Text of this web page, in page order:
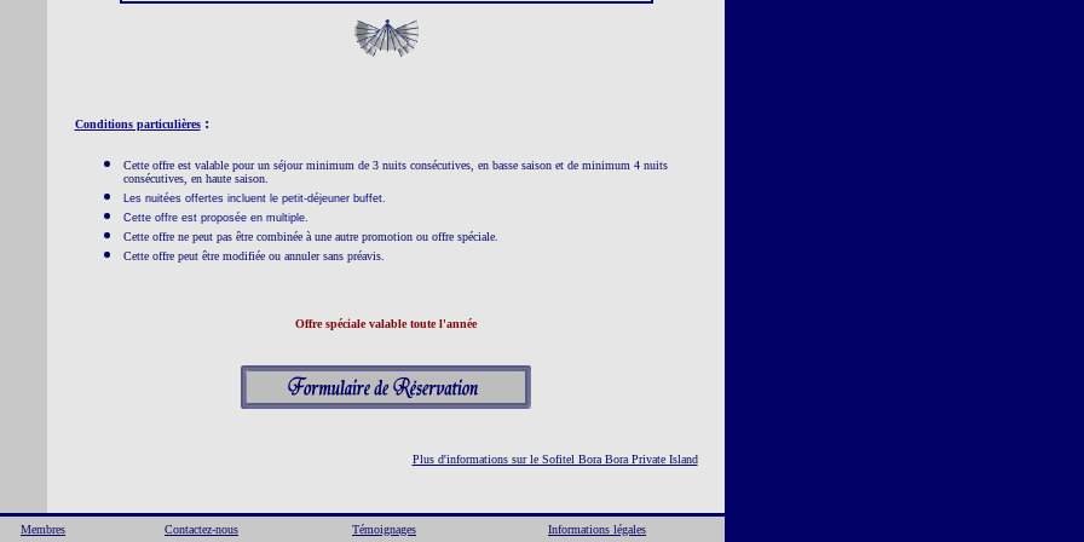
Conditions particulières :
Cette offre est valable pour un séjour minimum de 3 nuits consécutives, en basse saison et de minimum 4 nuits
consécutives, en haute saison.
Les nuitées offertes incluent le petit-déjeuner buffet.
Cette offre est proposée en multiple.
Cette offre ne peut pas être combinée à une autre promotion ou offre spéciale.
Cette offre peut être modifiée ou annuler sans préavis.
Offre spéciale valable toute l'année
Plus d'informations sur le Sofitel Bora Bora Private Island
Membres Contactez-nous Témoignages Informations légales